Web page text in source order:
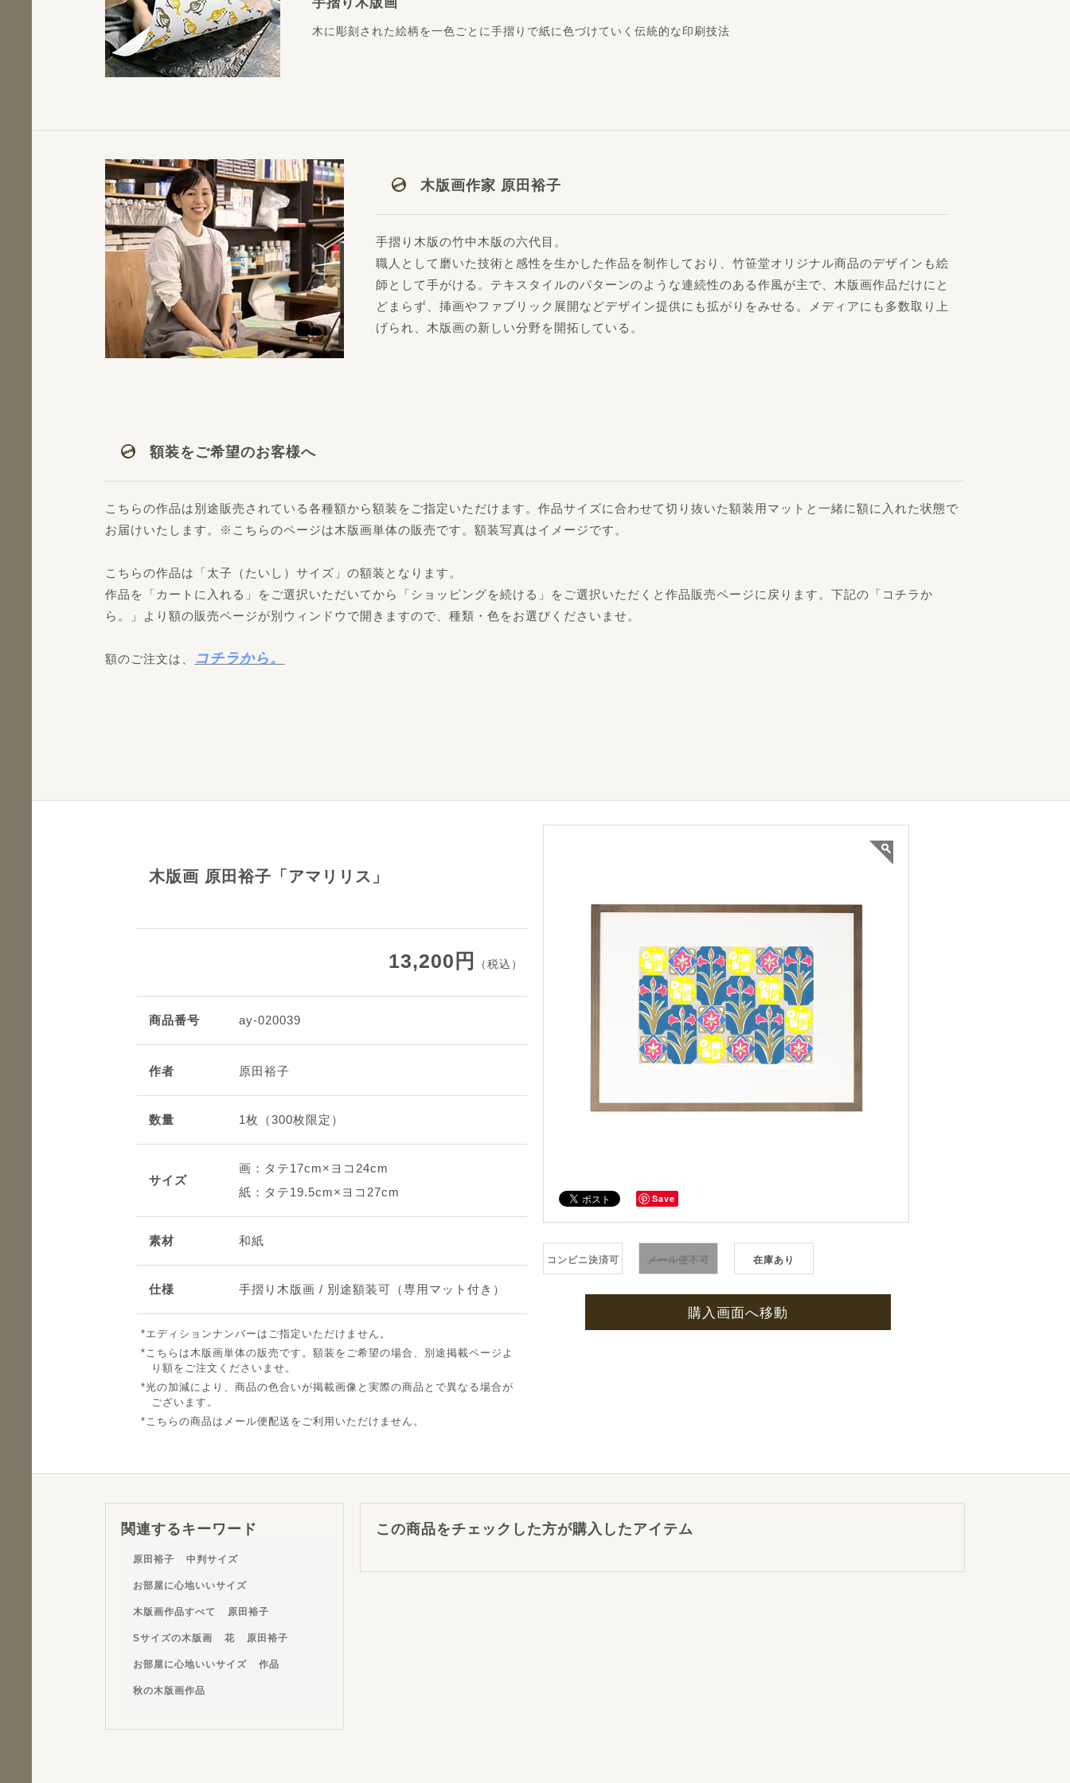
木に彫刻された絵柄を一色ごとに手摺りで紙に色づけていく伝統的な印刷技法
木版画作家 原田裕子
手摺り木版の竹中木版の六代目。
職人として磨いた技術と感性を生かした作品を制作しており、竹笹堂オリジナル商品のデザインも絵
師として手がける。テキスタイルのパターンのような連続性のある作風が主で、木版画作品だけにと
どまらず、挿画やファブリック展開などデザイン提供にも拡がりをみせる。メディアにも多数取り上
げられ、木版画の新しい分野を開拓している。
額装をご希望のお客様へ
こちらの作品は別途販売されている各種額から額装をご指定いただけます。作品サイズに合わせて切り抜いた額装用マットと一緒に額に入れた状態で
お届けいたします。※こちらのページは木版画単体の販売です。額装写真はイメージです。
こちらの作品は「太子（たいし）サイズ」の額装となります。
作品を「カートに入れる」をご選択いただいてから「ショッピングを続ける」をご選択いただくと作品販売ページに戻ります。下記の「コチラか
ら。」より額の販売ページが別ウィンドウで開きますので、種類・色をお選びくださいませ。
額のご注文は、 コチラから。
作者 原田裕子
数量 1枚（300枚限定）
サイズ
画：タテ17cm×ヨコ24cm
紙：タテ19.5cm×ヨコ27cm
素材 和紙
仕様 手摺り木版画 / 別途額装可（専用マット付き）
エディションナンバーはご指定いただけません。
こちらは木版画単体の販売です。額装をご希望の場合、別途掲載ページよ
り額をご注文くださいませ。
光の加減により、商品の色合いが掲載画像と実際の商品とで異なる場合が
ございます。
こちらの商品はメール便配送をご利用いただけません。
木版画 原田裕子「アマリリス」
13,200円 （税込）
商品番号 ay-020039
Save
コンビニ決済可 メール便不可 在庫あり
購入画面へ移動
関連するキーワード
原田裕子 中判サイズ
お部屋に心地いいサイズ
木版画作品すべて 原田裕子
Sサイズの木版画 花 原田裕子
お部屋に心地いいサイズ 作品
秋の木版画作品
この商品をチェックした方が購入したアイテム